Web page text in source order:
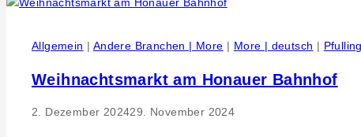
Honau
Allgemein | Andere Branchen | More | More | deutsch |
Weihnachtsmarkt am Honauer Bahnhof
2. Dezember 202429. November 2024